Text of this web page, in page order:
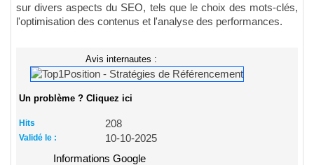
sur divers aspects du SEO, tels que le choix des mots-clés,
l'optimisation des contenus et l'analyse des performances.
Avis internautes :
Un problème ? Cliquez ici
Hits 208
Validé le :
10-10-2025
Informations Google